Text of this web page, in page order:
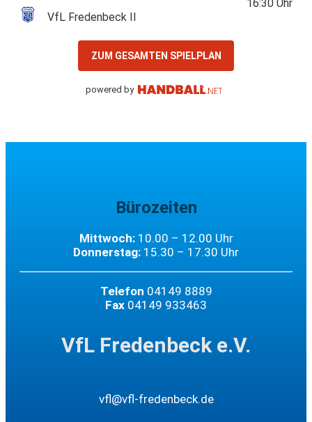
VfL Fredenbeck II
16:30 Uhr
ZUM GESAMTEN SPIELPLAN
powered by
Bürozeiten
Mittwoch:10.00 – 12.00 Uhr
Donnerstag: 15.30 – 17.30 Uhr
Telefon 04149 8889
Fax 04149 933463
VfL Fredenbeck e.V.
vfl@vfl-fredenbeck.de